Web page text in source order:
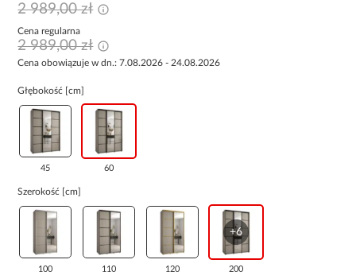
2 989,00 zł
Cena regularna
2 989,00 zł
Cena obowiązuje w dn.: 7.08.2026 - 24.08.2026
Głębokość [cm]
45 60
Szerokość [cm]
100 110 120
+6
200